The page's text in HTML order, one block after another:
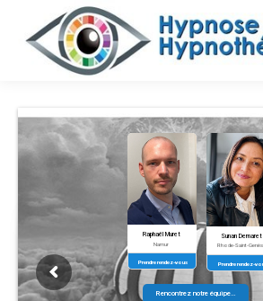
Prendre rendez-vous
Namur
Raphaël Muret
Prendre rendez-
Rhode-Saint-
Sunan Demaret
Rencontrez notre équipe…